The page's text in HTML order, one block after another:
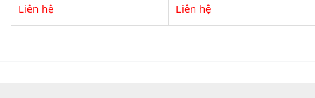
Liên hệ Liên hệ